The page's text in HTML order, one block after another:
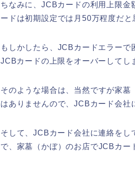
ちなみに、JCBカードの利用上限金
ードは初期設定では月50万程度だと
もしかしたら、JCBカードエラーで
JCBカードの上限をオーバーしてし
そのような場合は、当然ですが家
はありませんので、JCBカード会社
そして、JCBカード会社に連絡をし
で、家墓（かぼ）のお店でJCBカー